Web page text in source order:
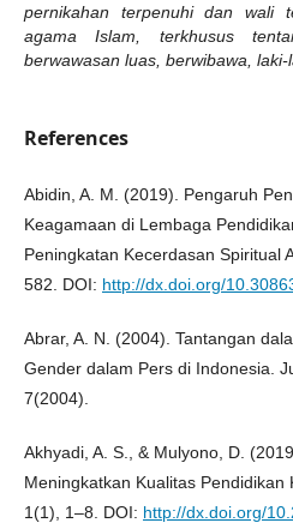
pernikahan terpenuhi dan wali
agama Islam, terkhusus
berwawasan luas, berwibawa, laki-
References
Abidin, A. M. (2019). Pengaruh
Keagamaan di Lembaga
Peningkatan Kecerdasan Spiritual
582. DOI: http://dx.doi.org/
Abrar, A. N. (2004). Tantangan
Gender dalam Pers di Indonesia.
7(2004).
Akhyadi, A. S., & Mulyono, D.
Meningkatkan Kualitas Pendidikan
1(1), 1–8. DOI: http://dx.doi.org/